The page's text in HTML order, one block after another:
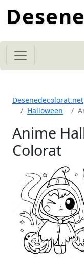
Desenedecolorat.net
Halloween
Anime
Colorat